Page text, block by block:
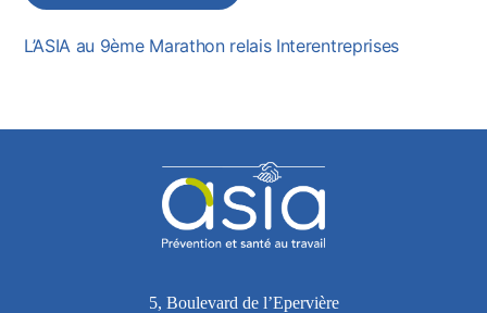
L’ASIA au 9ème Marathon relais Interentreprises
5, Boulevard de l’Epervière